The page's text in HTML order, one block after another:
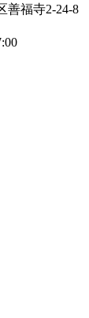
善福寺2-24-8